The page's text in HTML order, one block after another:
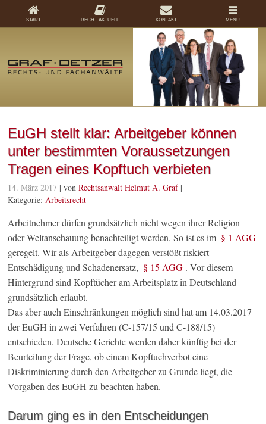
EuGH stellt klar: Arbeitgeber können
unter bestimmten Voraussetzungen
Tragen eines Kopftuch verbieten
14. März 2017 | vonRechtsanwalt Helmut A. Graf|
Kategorie:Arbeitsrecht
Arbeitnehmer dürfen grundsätzlich nicht wegen ihrer Religion
oder Weltanschauung benachteiligt werden. So ist es im § 1 AGG
geregelt. Wir als Arbeitgeber dagegen verstößt riskiert
Entschädigung und Schadenersatz, § 15 AGG . Vor diesem
Hintergrund sind Kopftücher am Arbeitsplatz in Deutschland
grundsätzlich erlaubt.
Das aber auch Einschränkungen möglich sind hat am 14.03.2017
der EuGH in zwei Verfahren (C-157/15 und C-188/15)
entschieden. Deutsche Gerichte werden daher künftig bei der
Beurteilung der Frage, ob einem Kopftuchverbot eine
Diskriminierung durch den Arbeitgeber zu Grunde liegt, die
Vorgaben des EuGH zu beachten haben.
Darum ging es in den Entscheidungen
START RECHT AKTUELL KONTAKT MENÜ